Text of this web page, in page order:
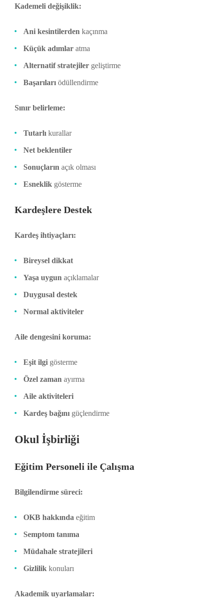
Kademeli değişiklik:
Ani kesintilerden kaçınma
Küçük adımlar atma
Alternatif stratejiler geliştirme
Başarıları ödüllendirme
Sınır belirleme:
Tutarlı kurallar
Net beklentiler
Sonuçların açık olması
Esneklik gösterme
Kardeşlere Destek
Kardeş ihtiyaçları:
Bireysel dikkat
Yaşa uygun açıklamalar
Duygusal destek
Normal aktiviteler
Aile dengesini koruma:
Eşit ilgi gösterme
Özel zaman ayırma
Aile aktiviteleri
Kardeş bağını güçlendirme
Okul İşbirliği
Eğitim Personeli ile Çalışma
Bilgilendirme süreci:
OKB hakkında eğitim
Semptom tanıma
Müdahale stratejileri
Gizlilik konuları
Akademik uyarlamalar: